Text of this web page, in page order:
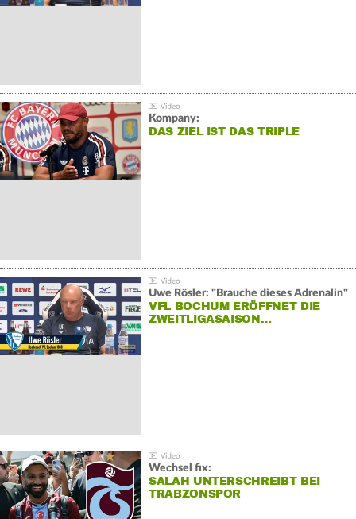
Kompany:
DAS ZIEL IST DAS TRIPLE
Uwe Rösler: "Brauche dieses Adrenalin"
VFL BOCHUM ERÖFFNET DIE
ZWEITLIGASAISON…
Wechsel fix:
SALAH UNTERSCHREIBT BEI
TRABZONSPOR